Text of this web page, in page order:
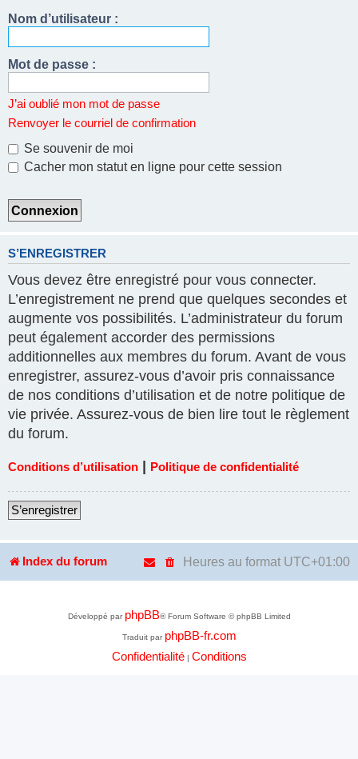
Nom d’utilisateur :
Mot de passe :
J’ai oublié mon mot de passe
Renvoyer le courriel de confirmation
Se souvenir de moi
Cacher mon statut en ligne pour cette session
S’ENREGISTRER
Vous devez être enregistré pour vous connecter.
L’enregistrement ne prend que quelques secondes et
augmente vos possibilités. L’administrateur du forum
peut également accorder des permissions
additionnelles aux membres du forum. Avant de vous
enregistrer, assurez-vous d’avoir pris connaissance
de nos conditions d’utilisation et de notre politique de
vie privée. Assurez-vous de bien lire tout le règlement
du forum.
Conditions d’utilisation Politique de confidentialité
S’enregistrer
Index du forum Heures au format UTC+01:00
Développé par phpBB® Forum Software © phpBB Limited
Traduit par phpBB-fr.com
Confidentialité| Conditions